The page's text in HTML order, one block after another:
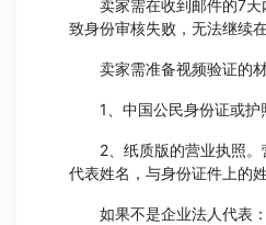
卖家需在收到邮件的7天
致身份审核失败，无法继续
卖家需准备视频验证的
1、中国公民身份证或护
2、纸质版的营业执照。
代表姓名，与身份证件上的姓
如果不是企业法人代表：